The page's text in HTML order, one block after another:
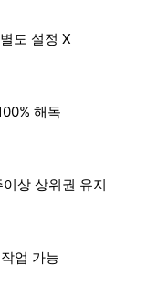
도 설정 X
해독
상 상위권 유지
업 가능